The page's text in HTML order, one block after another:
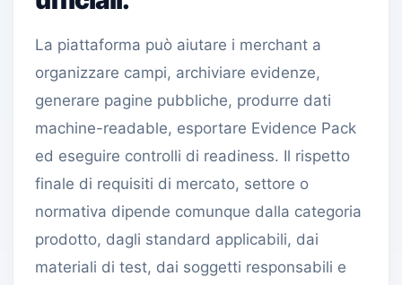
La piattaforma può aiutare i merchant a
organizzare campi, archiviare evidenze,
generare pagine pubbliche, produrre dati
machine-readable, esportare Evidence Pack
ed eseguire controlli di readiness. Il rispetto
finale di requisiti di mercato, settore o
normativa dipende comunque dalla categoria
prodotto, dagli standard applicabili, dai
materiali di test, dai soggetti responsabili e